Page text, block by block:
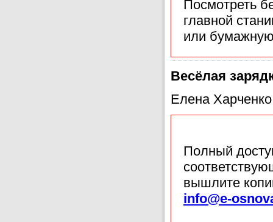
Посмотреть
главной
или
Весёлая
Елена
Полный
вышлите
info@e-